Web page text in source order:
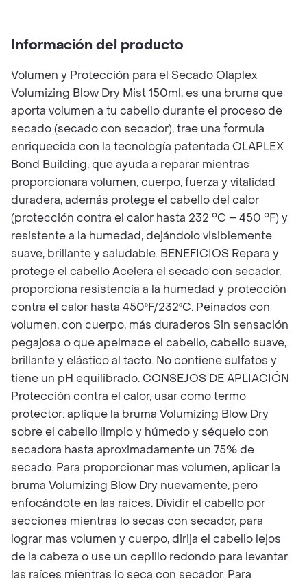
Información del producto
Volumen y Protección para el Secado Olaplex
Volumizing Blow Dry Mist 150ml, es una bruma que
aporta volumen a tu cabello durante el proceso de
secado (secado con secador), trae una formula
enriquecida con la tecnología patentada OLAPLEX
Bond Building, que ayuda a reparar mientras
proporcionara volumen, cuerpo, fuerza y vitalidad
duradera, además protege el cabello del calor
(protección contra el calor hasta 232 °C – 450 °F) y
resistente a la humedad, dejándolo visiblemente
suave, brillante y saludable. BENEFICIOS Repara y
protege el cabello Acelera el secado con secador,
proporciona resistencia a la humedad y protección
contra el calor hasta 450ºF/232ºC. Peinados con
volumen, con cuerpo, más duraderos Sin sensación
pegajosa o que apelmace el cabello, cabello suave,
brillante y elástico al tacto. No contiene sulfatos y
tiene un pH equilibrado. CONSEJOS DE APLIACIÓN
Protección contra el calor, usar como termo
protector: aplique la bruma Volumizing Blow Dry
sobre el cabello limpio y húmedo y séquelo con
secadora hasta aproximadamente un 75% de
secado. Para proporcionar mas volumen, aplicar la
bruma Volumizing Blow Dry nuevamente, pero
enfocándote en las raíces. Dividir el cabello por
secciones mientras lo secas con secador, para
lograr mas volumen y cuerpo, dirija el cabello lejos
de la cabeza o use un cepillo redondo para levantar
las raíces mientras lo seca con secador. Para